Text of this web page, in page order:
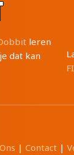
leren
dat kan
| Contact |